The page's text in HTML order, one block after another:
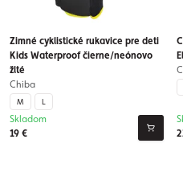
Zimné cyklistické rukavice pre deti
Kids Waterproof čierne/neónovo
žlté
Chiba
M L
19 €
Skladom